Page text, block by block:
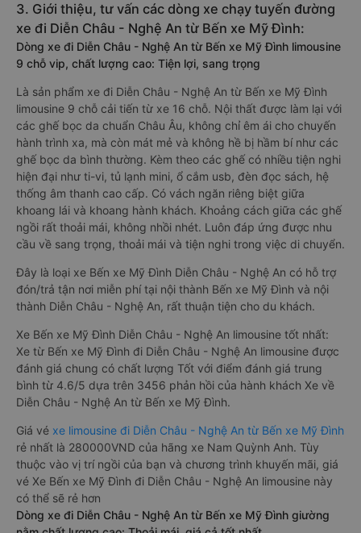
3. Giới thiệu, tư vấn các dòng xe chạy tuyến đường
xe đi Diễn Châu - Nghệ An từ Bến xe Mỹ Đình:
Dòng xe đi Diễn Châu - Nghệ An từ Bến xe Mỹ Đình limousine
9 chỗ vip, chất lượng cao: Tiện lợi, sang trọng
Là sản phẩm xe đi Diễn Châu - Nghệ An từ Bến xe Mỹ Đình
limousine 9 chỗ cải tiến từ xe 16 chỗ. Nội thất được làm lại với
các ghế bọc da chuẩn Châu Âu, không chỉ êm ái cho chuyến
hành trình xa, mà còn mát mẻ và không hề bị hầm bí như các
ghế bọc da bình thường. Kèm theo các ghế có nhiều tiện nghi
hiện đại như ti-vi, tủ lạnh mini, ổ cắm usb, đèn đọc sách, hệ
thống âm thanh cao cấp. Có vách ngăn riêng biệt giữa
khoang lái và khoang hành khách. Khoảng cách giữa các ghế
ngồi rất thoải mái, không nhồi nhét. Luôn đáp ứng được nhu
cầu về sang trọng, thoải mái và tiện nghi trong việc di chuyển.
Đây là loại xe Bến xe Mỹ Đình Diễn Châu - Nghệ An có hỗ trợ
đón/trả tận nơi miễn phí tại nội thành Bến xe Mỹ Đình và nội
thành Diễn Châu - Nghệ An, rất thuận tiện cho du khách.
Xe Bến xe Mỹ Đình Diễn Châu - Nghệ An limousine tốt nhất:
Xe từ Bến xe Mỹ Đình đi Diễn Châu - Nghệ An limousine được
đánh giá chung có chất lượng Tốt với điểm đánh giá trung
bình từ 4.6/5 dựa trên 3456 phản hồi của hành khách Xe về
Diễn Châu - Nghệ An từ Bến xe Mỹ Đình.
Giá vé xe limousine đi Diễn Châu - Nghệ An từ Bến xe Mỹ Đình
rẻ nhất là 280000VND của hãng xe Nam Quỳnh Anh. Tùy
thuộc vào vị trí ngồi của bạn và chương trình khuyến mãi, giá
vé Xe Bến xe Mỹ Đình đi Diễn Châu - Nghệ An limousine này
có thể sẽ rẻ hơn
Dòng xe đi Diễn Châu - Nghệ An từ Bến xe Mỹ Đình giường